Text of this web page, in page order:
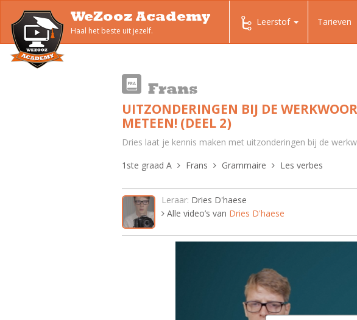
WeZooz Academy
Haal het beste uit jezelf.
Leerstof Tarieven
Frans
UITZONDERINGEN BIJ DE
METEEN! (DEEL 2)
Dries laat je kennis maken met uitzonderingen bij de
1ste graad A
Frans Grammaire Les verbes
Leraar: Dries D'haese
Alle video’s van Dries D'haese